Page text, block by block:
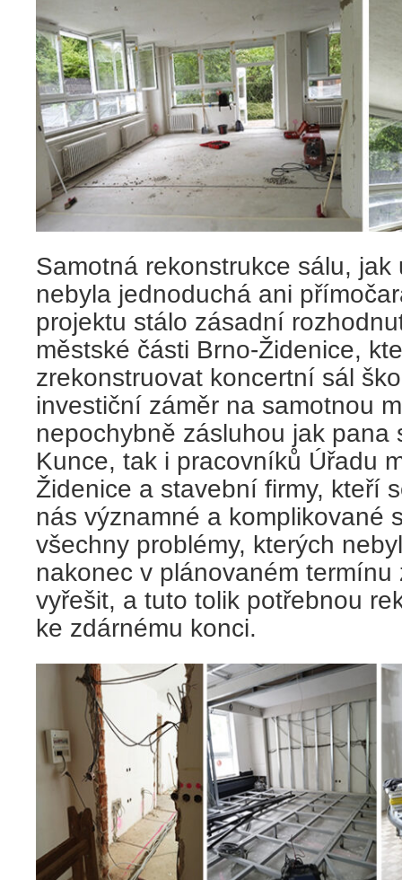
Samotná rekonstrukce sálu,
nebyla jednoduchá ani
projektu stálo zásadní
městské části Brno-Židenice,
zrekonstruovat koncertní sál
investiční záměr na samotnou
nepochybně zásluhou jak pana
Kunce, tak i pracovníků Úřadu
Židenice a stavební firmy, kteří
nás významné a komplikované
všechny problémy, kterých
nakonec v plánovaném
vyřešit, a tuto tolik potřebnou
ke zdárnému konci.